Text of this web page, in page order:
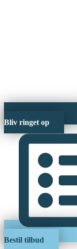
Bliv ringet op
Bestil tilbud